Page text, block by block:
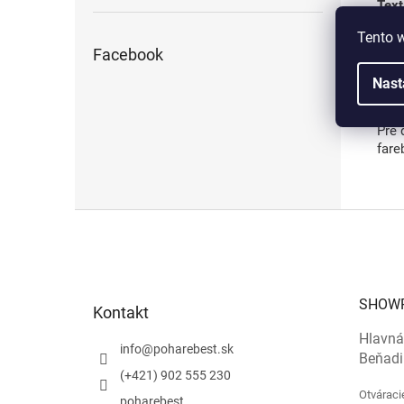
Tento
Facebook
Pre
Kontakt
info@poharebest.sk
(+421) 902 555 230